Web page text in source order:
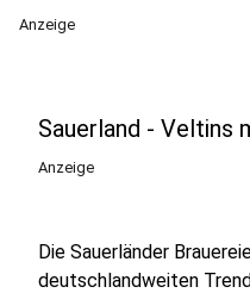
Anzeige
Sauerland - Veltins
Anzeige
Die Sauerländer
deutschlandweiten